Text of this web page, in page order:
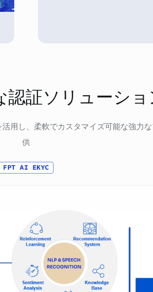
認証ソリューショ
用し、柔軟でカスタマイズ可能な強力
供
FPT AI EKYC